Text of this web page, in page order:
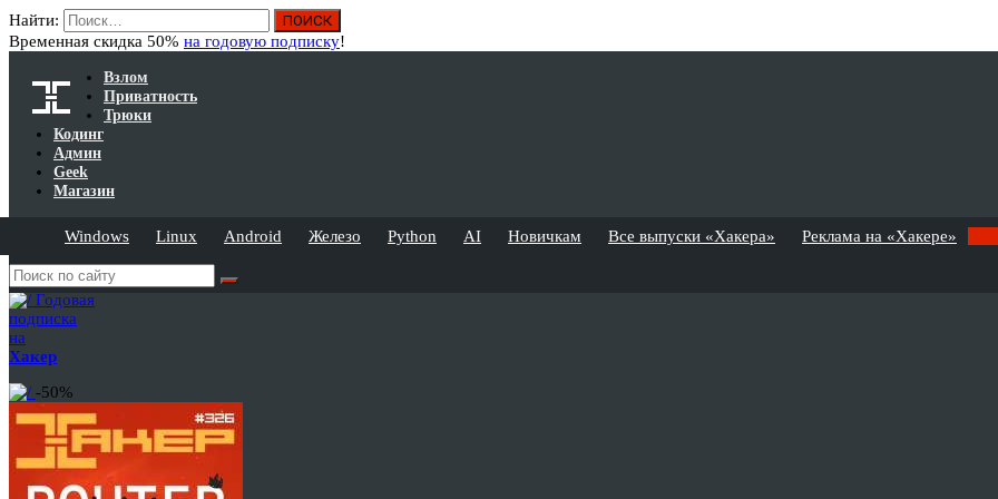
Найти:
Временная скидка 50% на годовую подписку!
Взлом
Приватность
Трюки
Кодинг
Админ
Geek
Магазин
Windows Linux Android Железо Python AI Новичкам Все выпуски «Хакера» Реклама на «Хакере»
Годовая
подписка
на
Хакер
-50%